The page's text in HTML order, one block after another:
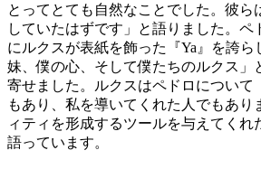
とってとても自然なことでした。彼ら
していたはずです」と語りました。ペ
にルクスが表紙を飾った『Ya』を誇
妹、僕の心、そして僕たちのルクス」
寄せました。ルクスはペドロについて
もあり、私を導いてくれた人でもあり
ィティを形成するツールを与えてくれ
語っています。